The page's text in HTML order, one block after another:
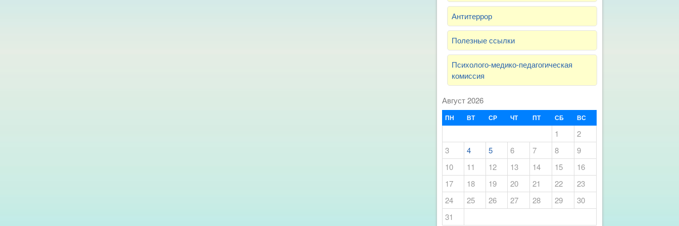
Антитеррор
Полезные ссылки
Психолого-медико-педагогическая
комиссия
Август 2026
ПН ВТ СР ЧТ ПТ СБ ВС
1
2
3
4 5 6 7 8
9
10
11 12 13 14 15
16
17
18 19 20 21 22
23
24
25 26 27 28 29
30
31